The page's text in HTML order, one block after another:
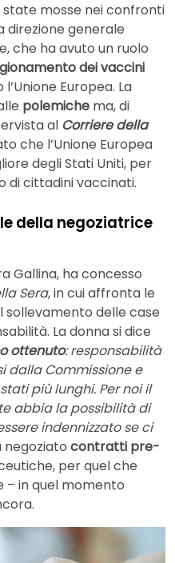
mosse nei confronti
direzione generale
che ha avuto un ruolo
dei vaccini
Europea. La
polemiche ma, di
al Corriere della
che l’Unione Europea
degli Stati Uniti, per
di cittadini vaccinati.
della negoziatrice
Gallina, ha concesso
Sera, in cui affronta le
delle case
La donna si dice
ottenuto: responsabilità
dalla Commissione e
più lunghi. Per noi il
abbia la possibilità di
indennizzato se ci
negoziato contratti pre-
per quel che
– in quel momento